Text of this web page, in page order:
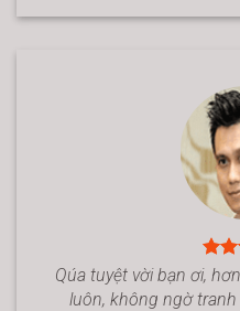
Qúa tuyệt vời bạn ơi,
luôn, không ngờ